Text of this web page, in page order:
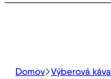
Domov Výberová káva